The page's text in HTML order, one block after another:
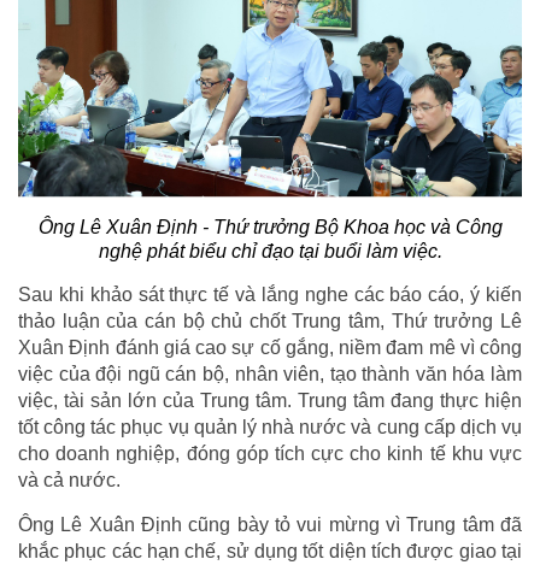
Ông Lê Xuân Định -Thứ trưởng Bộ Khoa học và Công
nghệ phát biểu chỉ đạo tại buổi làm việc.
Sau khi khảo sát thực tế và lắng nghe các báo cáo, ý kiến
thảo luận của cán bộ chủ chốt Trung tâm, Thứ trưởng Lê
Xuân Định đánh giá cao sự cố gắng, niềm đam mê vì công
việc của đội ngũ cán bộ, nhân viên, tạo thành văn hóa làm
việc, tài sản lớn của Trung tâm. Trung tâm đang thực hiện
tốt công tác phục vụ quản lý nhà nước và cung cấp dịch vụ
cho doanh nghiệp, đóng góp tích cực cho kinh tế khu vực
và cả nước.
Ông Lê Xuân Định cũng bày tỏ vui mừng vì Trung tâm đã
khắc phục các hạn chế, sử dụng tốt diện tích được giao tại